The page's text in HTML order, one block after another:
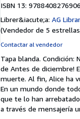
ISBN 13:
Librer&iacute;a: AG
(Vendedor de 5 estrellas
Contactar al vendedor
Tapa blanda. Condición:
de Antes de diciembre!
muerte. Al fin, Alice ha
En un mundo donde
que te lo han
a través de mensajería